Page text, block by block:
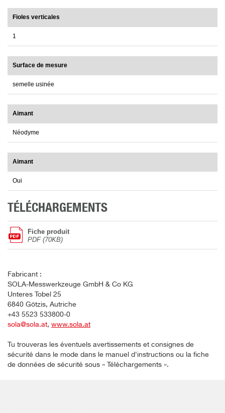
Fioles verticales
1
Surface de mesure
semelle usinée
Aimant
Néodyme
Aimant
Oui
TÉLÉCHARGEMENTS
Fiche produit
PDF (70KB)
Fabricant :
SOLA-Messwerkzeuge GmbH & Co KG
Unteres Tobel 25
6840 Götzis, Autriche
+43 5523 533800-0
sola@sola.at, www.sola.at
Tu trouveras les éventuels avertissements et consignes de
sécurité dans le mode dans le manuel d'instructions ou la fiche
de données de sécurité sous « Téléchargements ».